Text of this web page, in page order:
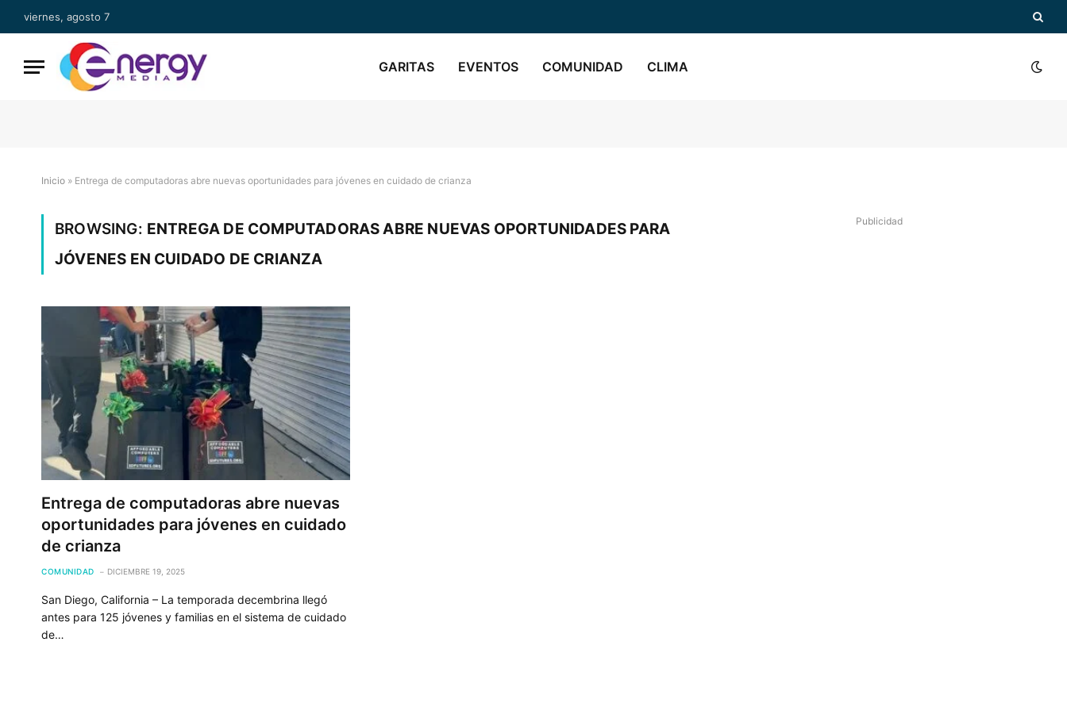
viernes, agosto 7
GARITAS EVENTOS COMUNIDAD CLIMA
Inicio » Entrega de computadoras abre nuevas oportunidades para jóvenes en cuidado de crianza
BROWSING: ENTREGA DE COMPUTADORAS ABRE NUEVAS OPORTUNIDADES PARA
JÓVENES EN CUIDADO DE CRIANZA
Entrega de computadoras abre nuevas
oportunidades para jóvenes en cuidado
de crianza
COMUNIDAD DICIEMBRE 19, 2025
San Diego, California – La temporada decembrina llegó
antes para 125 jóvenes y familias en el sistema de cuidado
de…
Publicidad